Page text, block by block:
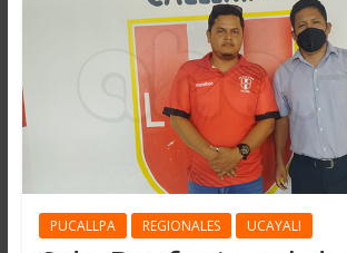
PUCALLPA REGIONALES UCAYALI